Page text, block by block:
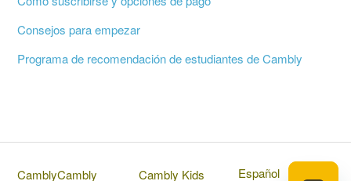
Consejos para empezar
Programa de recomendación de estudiantes de Cambly
CamblyCambly Cambly Kids
Español